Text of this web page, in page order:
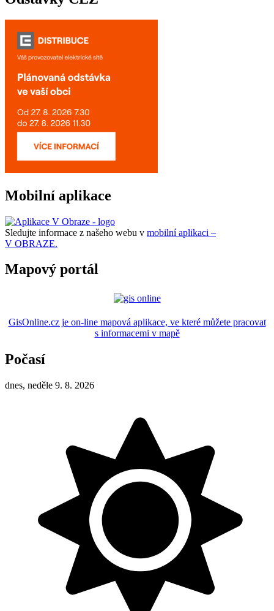
Mobilní aplikace
Sledujte informace z našeho webu v mobilní aplikaci –
V OBRAZE.
Mapový portál
GisOnline.cz je on-line mapová aplikace, ve které můžete pracovat
s informacemi v mapě
Počasí
dnes, neděle 9. 8. 2026